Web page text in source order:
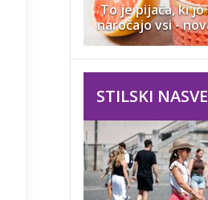
To je pijača, ki
naročajo vsi -
STILSKI